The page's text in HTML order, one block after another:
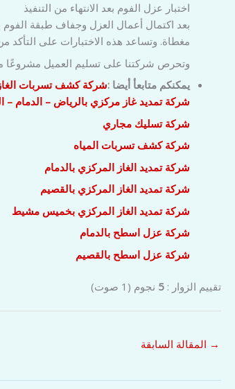
اختبار عزل الفوم بعد الانتهاء من التنفيذ
بعد اكتمال أعمال العزل وجفاف طبقة الفوم
مغطاة. وتساعد هذه الاختبارات على
وتحرص شركتنا على تسليم العميل مشروعًا
يمكنكم متابعأ أيضا :شركة كشف تسربات
شركة تمديد غاز مركزي بالرياض –
شركة تسليك مجاري
شركة كشف تسربات المياه
شركة تمديد الغاز المركزي بالدمام
شركة تمديد الغاز المركزي بالقصيم
شركة تمديد الغاز المركزي بخميس مشيط
شركة عزل اسطح بالدمام
شركة عزل اسطح بالقصيم
تقييم الزوار : نجوم (
1 صوت)
→ المقالة السابقة